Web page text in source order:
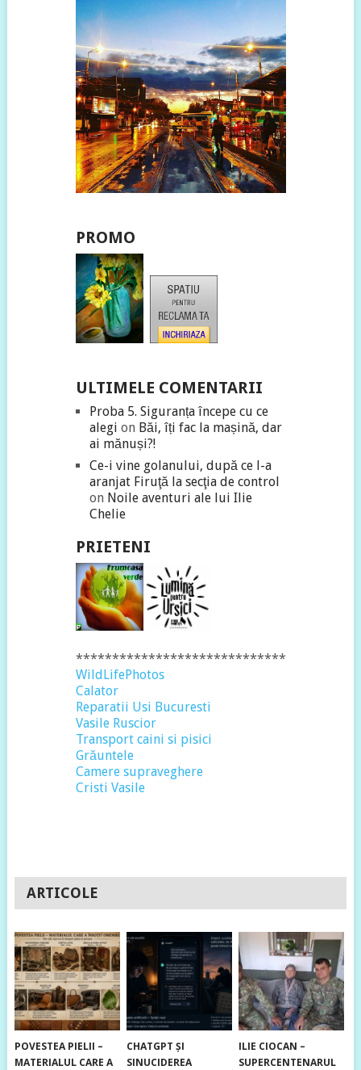
PROMO
ULTIMELE COMENTARII
Proba 5. Siguranța începe cu ce
alegi on Băi, îți fac la mașină, dar
ai mănuși?!
Ce-i vine golanului, după ce l-a
aranjat Firuţă la secţia de control
on Noile aventuri ale lui Ilie
Chelie
PRIETENI
*****************************
WildLifePhotos
Calator
Reparatii Usi Bucuresti
Vasile Ruscior
Transport caini si pisici
Grăuntele
Camere supraveghere
Cristi Vasile
ARTICOLE
POVESTEA PIELII –
MATERIALUL CARE A
CHATGPT ȘI
SINUCIDEREA
ILIE CIOCAN –
SUPERCENTENARUL